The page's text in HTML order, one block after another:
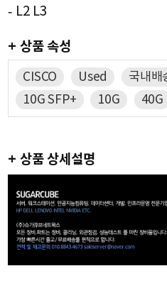
- L2 L3
+ 상품 속성
CISCO Used 국내배
10G SFP+
10G 40G
+ 상품 상세설명